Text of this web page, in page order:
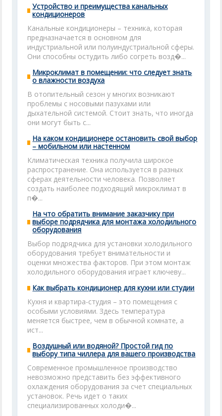
Устройство и преимущества канальных
кондиционеров
Канальные кондиционеры – техника, которая
предназначается в основном для
индустриальной или полуиндустриальной сферы.
Они способны остудить либо согреть возд�...
Микроклимат в помещении: что следует знать
о влажности воздуха
В отопительный сезон у многих возникают
проблемы с носовыми пазухами или
дыхательной системой. Стоит знать, что иногда
они могут быть с...
На каком кондиционере остановить свой выбор
– мобильном или настенном
Климатическая техника получила широкое
распространение. Она используется в разных
сферах деятельности человека. Позволяет
создать наиболее подходящий микроклимат в
п�...
На что обратить внимание заказчику при
выборе подрядчика для монтажа холодильного
оборудования
Выбор подрядчика для установки холодильного
оборудования требует внимательности и
оценки множества факторов. При этом монтаж
холодильного оборудования играет ключеву...
Как выбрать кондиционер для кухни или студии
Кухня и квартира-студия – это помещения с
особыми условиями. Здесь температура
меняется быстрее, чем в обычной комнате, а
ист...
Воздушный или водяной? Простой гид по
выбору типа чиллера для вашего производства
Современное промышленное производство
невозможно представить без эффективного
охлаждения оборудования за счет специальных
установок. Речь идет о таких
специализированных холоди�...